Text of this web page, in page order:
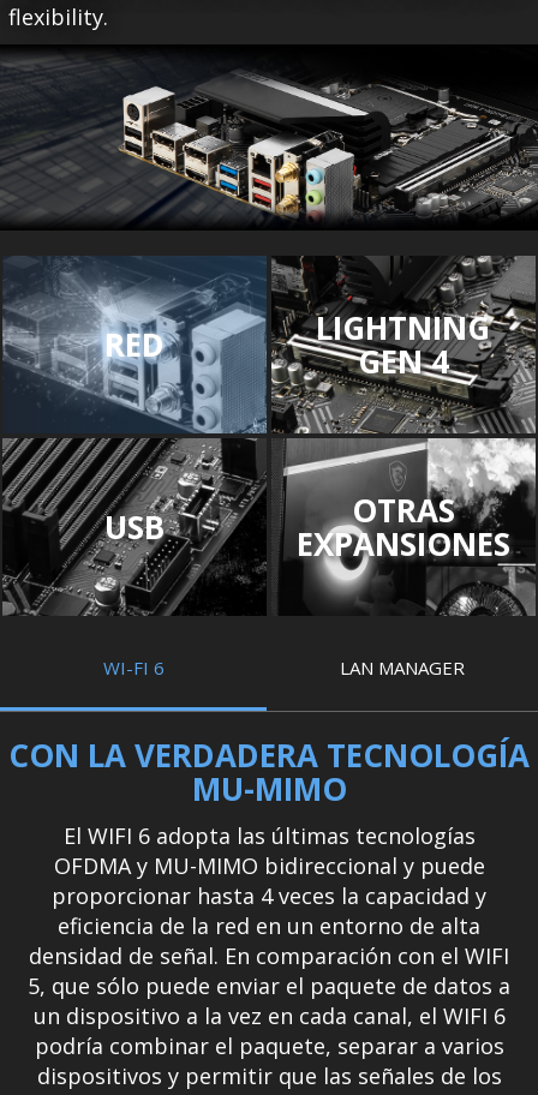
flexibility.
RED LIGHTNING
GEN 4
USB OTRAS
EXPANSIONES
WI-FI 6 LAN MANAGER
CON LA VERDADERA TECNOLOGÍA
MU-MIMO
El WIFI 6 adopta las últimas tecnologías
OFDMA y MU-MIMO bidireccional y puede
proporcionar hasta 4 veces la capacidad y
eficiencia de la red en un entorno de alta
densidad de señal. En comparación con el WIFI
5, que sólo puede enviar el paquete de datos a
un dispositivo a la vez en cada canal, el WIFI 6
podría combinar el paquete, separar a varios
dispositivos y permitir que las señales de los